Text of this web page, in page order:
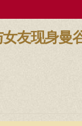
友现身曼